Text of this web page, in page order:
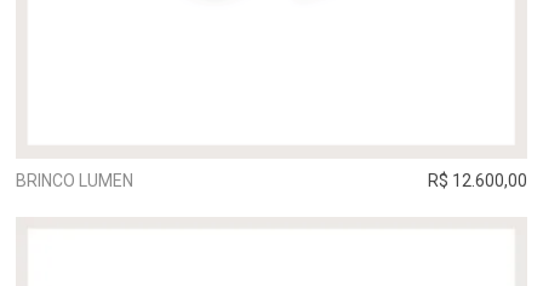
BRINCO LUMEN R$ 12.600,00